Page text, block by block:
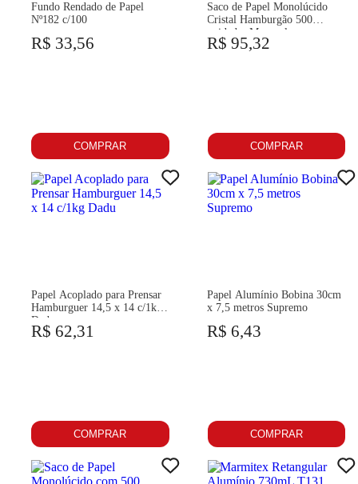
Fundo Rendado de Papel
Nº182 c/100
R$ 33,56
COMPRAR
Saco de Papel Monolúcido
Cristal Hamburgão 500
unidades Magapel
R$ 95,32
COMPRAR
Papel Acoplado para Prensar
Hamburguer 14,5 x 14 c/1kg
Dadu
R$ 62,31
COMPRAR
Papel Alumínio Bobina 30cm
x 7,5 metros Supremo
R$ 6,43
COMPRAR